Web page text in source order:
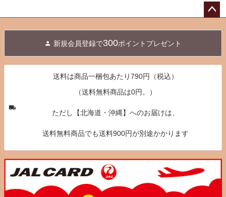
へ
新規会員登録で300ポイントプレゼント
送料は商品一梱包あたり790円（税込）
（送料無料商品は0円。）
ただし【北海道・沖縄】へのお届けは、
送料無料商品でも送料900円が別途かかります